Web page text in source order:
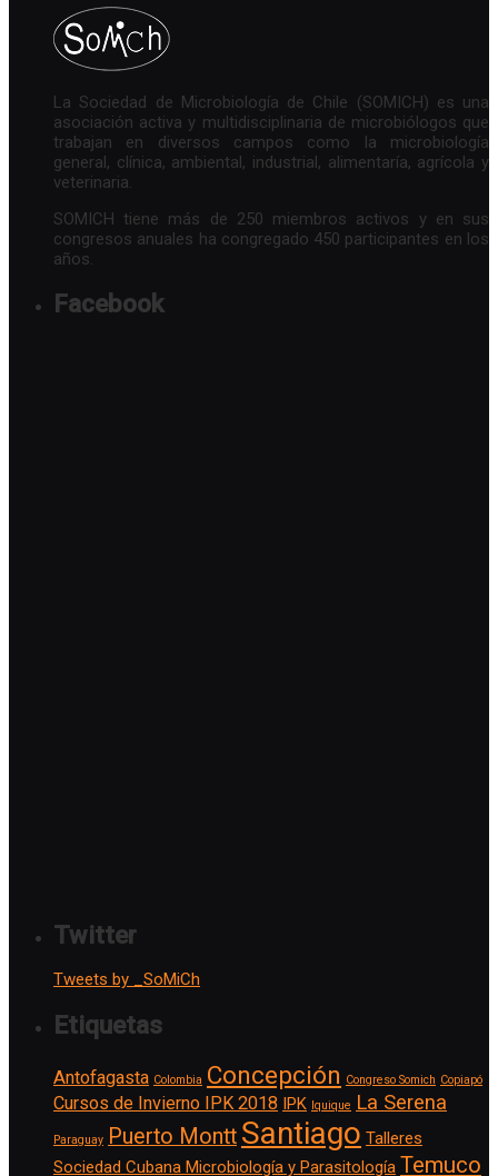
La Sociedad de Microbiología de Chile (SOMICH) es una
asociación activa y multidisciplinaria de microbiólogos que
trabajan en diversos campos como la microbiología
general, clínica, ambiental, industrial, alimentaría, agrícola y
veterinaria.
SOMICH tiene más de 250 miembros activos y en sus
congresos anuales ha congregado 450 participantes en los
años.
Facebook
Twitter
Tweets by _SoMiCh
Etiquetas
Antofagasta Colombia Concepción Congreso Somich Copiapó
Cursos de Invierno IPK 2018 IPK Iquique La Serena
Paraguay Puerto Montt Santiago Talleres
Sociedad Cubana Microbiología y Parasitología Temuco